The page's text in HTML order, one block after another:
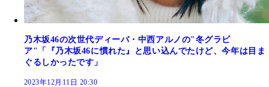
乃木坂46の次世代ディーバ・中西アルノの"冬グラビ
ア"「『乃木坂46に慣れた』と思い込んでたけど、今年は目ま
ぐるしかったです」
2023年12月11日 20:30